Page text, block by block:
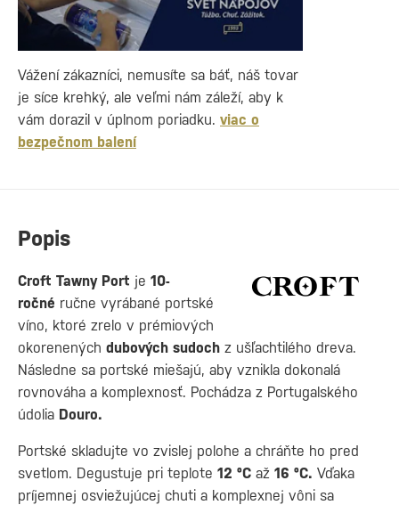
Popis
Croft Tawny Port je 10-
ročné ručne vyrábané portské
víno, ktoré zrelo v prémiových
okorenených dubových sudoch z ušľachtilého dreva.
Následne sa portské miešajú, aby vznikla dokonalá
rovnováha a komplexnosť. Pochádza z Portugalského
údolia Douro.
Portské skladujte vo zvislej polohe a chráňte ho pred
svetlom. Degustuje pri teplote 12 ºC až 16 ºC. Vďaka
príjemnej osviežujúcej chuti a komplexnej vôni sa
Vážení zákazníci, nemusíte sa báť, náš tovar
je síce krehký, ale veľmi nám záleží, aby k
vám dorazil v úplnom poriadku. viac o
bezpečnom balení